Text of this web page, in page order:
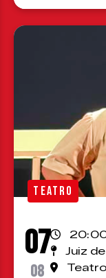
TEATRO
07
08
Juiz